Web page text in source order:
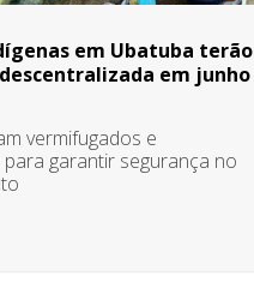
em Ubatuba terão
em junho
vermifugados e
garantir segurança no